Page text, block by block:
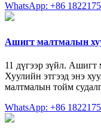
WhatsApp: +86
Ашигт малтмалын
11 дүгээр зүйл. Ашигт
Хуулийн этгээд энэ
малтмалын тойм
WhatsApp: +86